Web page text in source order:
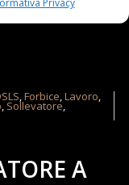
,Forbice,Lavoro,
, Sollevatore,
A